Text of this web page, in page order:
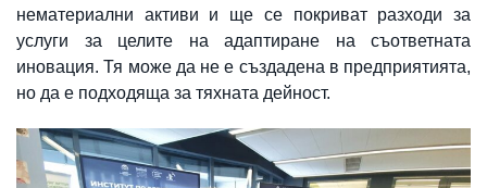
нематериални активи и ще се покриват разходи за
услуги за целите на адаптиране на съответната
иновация. Тя може да не е създадена в предприятията,
но да е подходяща за тяхната дейност.